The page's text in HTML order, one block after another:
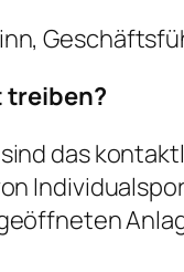
treiben?
das